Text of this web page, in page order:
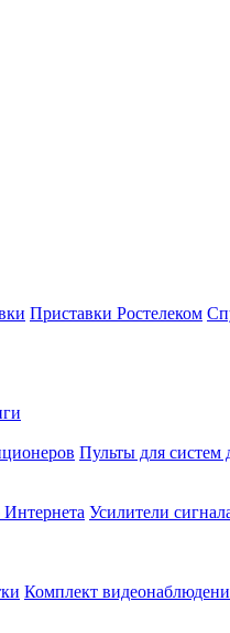
Приставки Ростелеком
Пульты для систем
Усилители
Комплект